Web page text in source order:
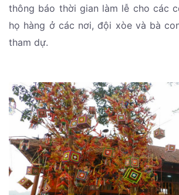
thông báo thời gian làm lễ cho các
họ hàng ở các nơi, đội xòe và bà
tham dự.